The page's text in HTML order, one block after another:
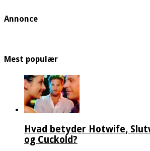
Annonce
Mest populær
Hvad betyder Hotwife,
og Cuckold?